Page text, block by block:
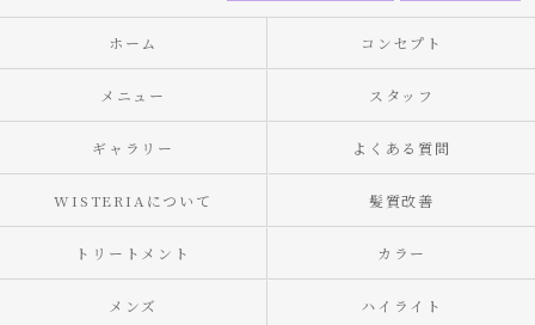
ホーム コンセプト
メニュー スタッフ
ギャラリー よくある質問
WISTERIAについて 髪質改善
トリートメント カラー
メンズ ハイライト